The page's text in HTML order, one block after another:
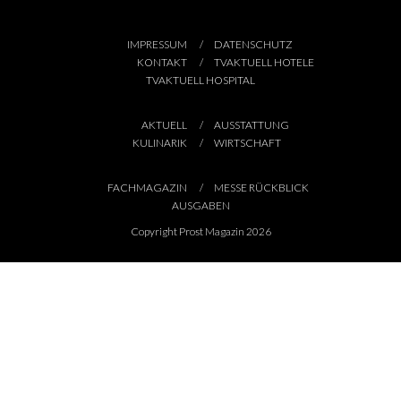
IMPRESSUM
DATENSCHUTZ
KONTAKT
TVAKTUELL HOTELE
TVAKTUELL HOSPITAL
AKTUELL
AUSSTATTUNG
KULINARIK
WIRTSCHAFT
FACHMAGAZIN
MESSE RÜCKBLICK
AUSGABEN
Copyright Prost Magazin 2026